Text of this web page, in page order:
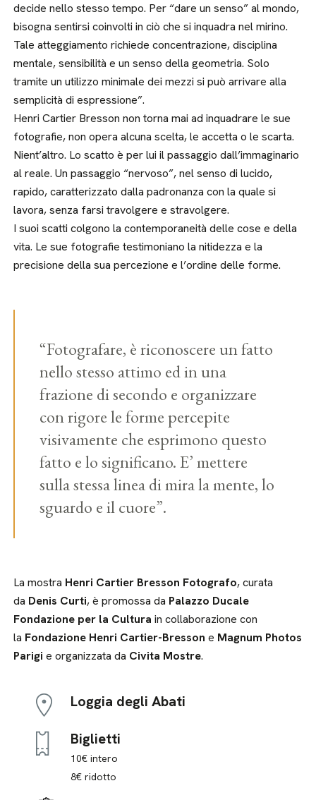
decide nello stesso tempo. Per “dare un senso” al mondo,
bisogna sentirsi coinvolti in ciò che si inquadra nel mirino.
Tale atteggiamento richiede concentrazione, disciplina
mentale, sensibilità e un senso della geometria. Solo
tramite un utilizzo minimale dei mezzi si può arrivare alla
semplicità di espressione”.
Henri Cartier Bresson non torna mai ad inquadrare le sue
fotografie, non opera alcuna scelta, le accetta o le scarta.
Nient’altro. Lo scatto è per lui il passaggio dall’immaginario
al reale. Un passaggio “nervoso”, nel senso di lucido,
rapido, caratterizzato dalla padronanza con la quale si
lavora, senza farsi travolgere e stravolgere.
I suoi scatti colgono la contemporaneità delle cose e della
vita. Le sue fotografie testimoniano la nitidezza e la
precisione della sua percezione e l’ordine delle forme.
“Fotografare, è riconoscere un fatto
nello stesso attimo ed in una
frazione di secondo e organizzare
con rigore le forme percepite
visivamente che esprimono questo
fatto e lo significano. E’ mettere
sulla stessa linea di mira la mente, lo
sguardo e il cuore”.
La mostra Henri Cartier Bresson Fotografo, curata
da Denis Curti, è promossa da Palazzo Ducale
Fondazione per la Cultura in collaborazione con
la Fondazione Henri Cartier-Bresson e Magnum Photos
Parigi e organizzata da Civita Mostre.
Loggia degli Abati
Biglietti
10€ intero
8€ ridotto